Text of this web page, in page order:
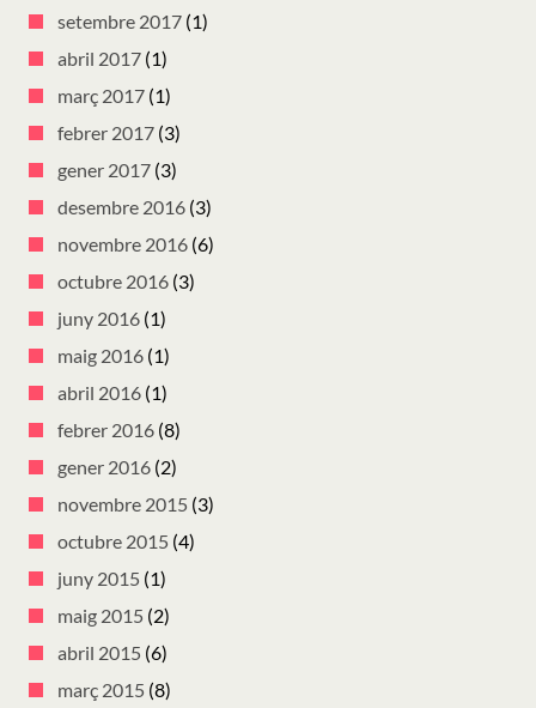
setembre 2017 (1)
abril 2017 (1)
març 2017 (1)
febrer 2017 (3)
gener 2017 (3)
desembre 2016 (3)
novembre 2016 (6)
octubre 2016 (3)
juny 2016 (1)
maig 2016 (1)
abril 2016 (1)
febrer 2016 (8)
gener 2016 (2)
novembre 2015 (3)
octubre 2015 (4)
juny 2015 (1)
maig 2015 (2)
abril 2015 (6)
març 2015 (8)